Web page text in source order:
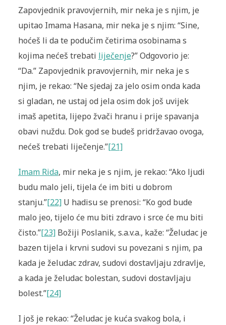
Zapovjednik pravovjernih, mir neka je s njim, je
upitao Imama Hasana, mir neka je s njim: “Sine,
hoćeš li da te podučim četirima osobinama s
kojima nećeš trebati liječenje?” Odgovorio je:
“Da.” Zapovjednik pravovjernih, mir neka je s
njim, je rekao: “Ne sjedaj za jelo osim onda kada
si gladan, ne ustaj od jela osim dok još uvijek
imaš apetita, lijepo žvači hranu i prije spavanja
obavi nuždu. Dok god se budeš pridržavao ovoga,
nećeš trebati liječenje.”[21]
Imam Rida, mir neka je s njim, je rekao: “Ako ljudi
budu malo jeli, tijela će im biti u dobrom
stanju.”[22]U hadisu se prenosi: “Ko god bude
malo jeo, tijelo će mu biti zdravo i srce će mu biti
čisto.”[23]Božiji Poslanik, s.a.v.a., kaže: “Želudac je
bazen tijela i krvni sudovi su povezani s njim, pa
kada je želudac zdrav, sudovi dostavljaju zdravlje,
a kada je želudac bolestan, sudovi dostavljaju
bolest.”[24]
I još je rekao: “Želudac je kuća svakog bola, i